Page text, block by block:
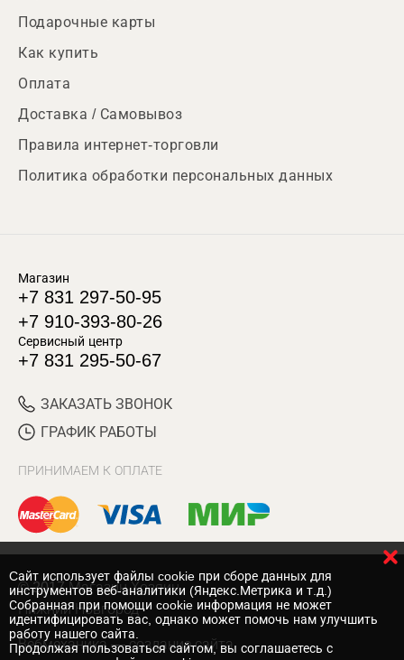
Подарочные карты
Как купить
Оплата
Доставка / Самовывоз
Правила интернет-торговли
Политика обработки персональных данных
Магазин
+7 831 297-50-95
+7 910-393-80-26
Сервисный центр
+7 831 295-50-67
ЗАКАЗАТЬ ЗВОНОК
ГРАФИК РАБОТЫ
ПРИНИМАЕМ К ОПЛАТЕ
© 2017 Магазин Хозяин
Нижний Новгород
Вебмеханика — создание сайта
Cайт использует файлы cookie при сборе данных для
инструментов веб-аналитики (Яндекс.Метрика и т.д.)
Собранная при помощи cookie информация не может
идентифицировать вас, однако может помочь нам улучшить
работу нашего сайта.
Продолжая пользоваться сайтом, вы соглашаетесь с